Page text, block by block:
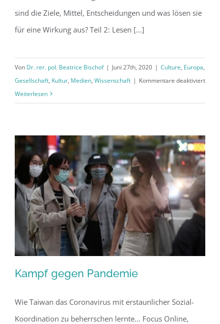
sind die Ziele, Mittel, Entscheidungen und was lösen sie
für eine Wirkung aus? Teil 2: Lesen [...]
Von Dr. rer. pol. Beatrice Bischof | Juni 27th, 2020 | Culture, Europa,
Gesellschaft, Kultur, Medien, Wissenschaft | Kommentare deaktiviertfür
Weiterlesen
Kampf gegen Pandemie
Wie Taiwan das Coronavirus mit erstaunlicher Sozial-
Koordination zu beherrschen lernte... Focus Online,